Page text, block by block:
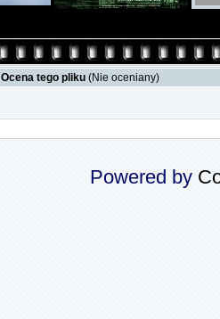
Ocena tego pliku (Nie oceniany)
Powered by